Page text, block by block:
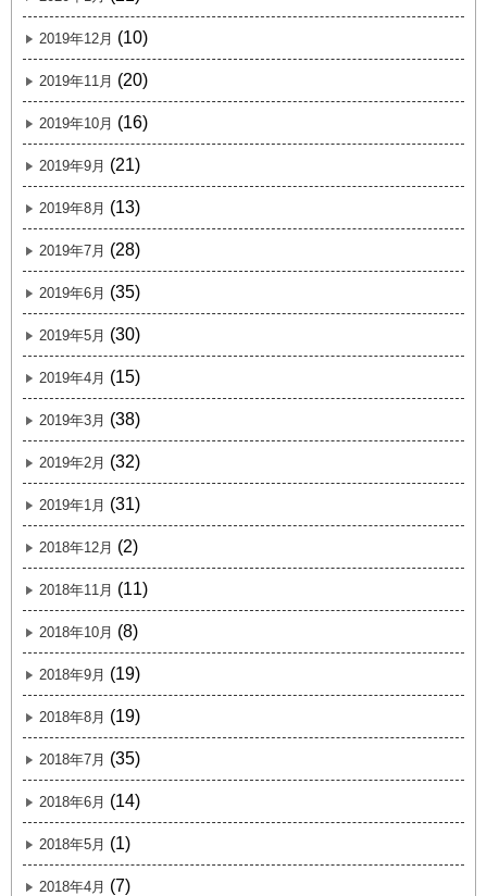
2019年12月 (10)
2019年11月 (20)
2019年10月 (16)
2019年9月 (21)
2019年8月 (13)
2019年7月 (28)
2019年6月 (35)
2019年5月 (30)
2019年4月 (15)
2019年3月 (38)
2019年2月 (32)
2019年1月 (31)
2018年12月 (2)
2018年11月 (11)
2018年10月 (8)
2018年9月 (19)
2018年8月 (19)
2018年7月 (35)
2018年6月 (14)
2018年5月 (1)
2018年4月 (7)